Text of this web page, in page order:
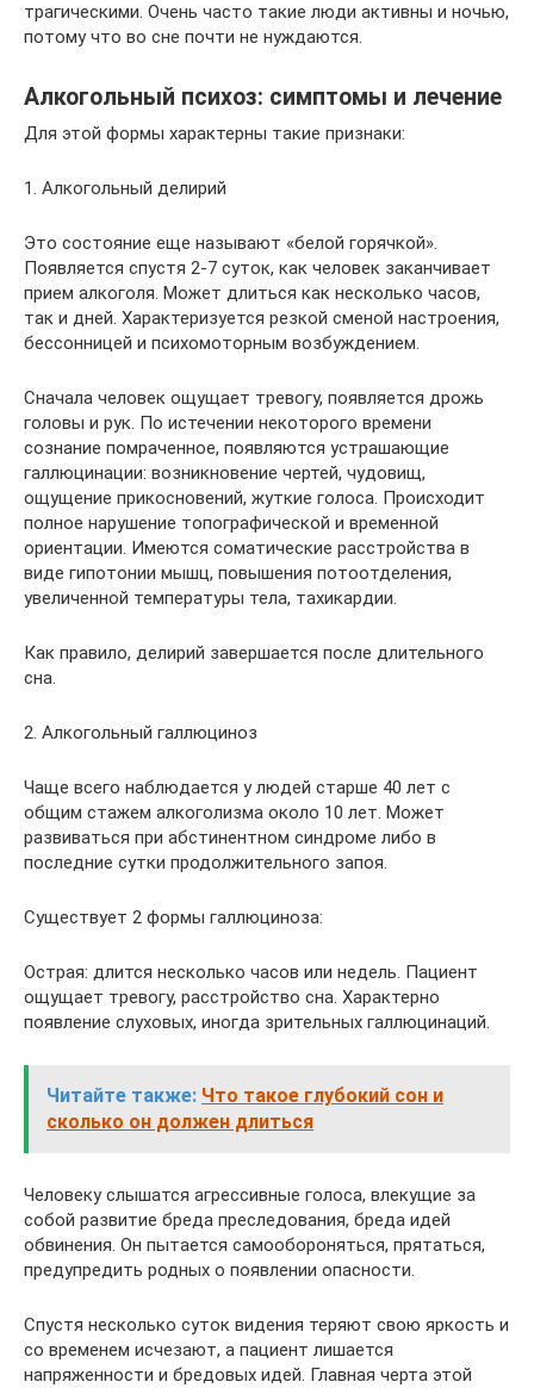
трагическими. Очень часто такие люди активны и ночью,
потому что во сне почти не нуждаются.
Алкогольный психоз: симптомы и лечение
Для этой формы характерны такие признаки:
1. Алкогольный делирий
Это состояние еще называют «белой горячкой».
Появляется спустя 2-7 суток, как человек заканчивает
прием алкоголя. Может длиться как несколько часов,
так и дней. Характеризуется резкой сменой настроения,
бессонницей и психомоторным возбуждением.
Сначала человек ощущает тревогу, появляется дрожь
головы и рук. По истечении некоторого времени
сознание помраченное, появляются устрашающие
галлюцинации: возникновение чертей, чудовищ,
ощущение прикосновений, жуткие голоса. Происходит
полное нарушение топографической и временной
ориентации. Имеются соматические расстройства в
виде гипотонии мышц, повышения потоотделения,
увеличенной температуры тела, тахикардии.
Как правило, делирий завершается после длительного
сна.
2. Алкогольный галлюциноз
Чаще всего наблюдается у людей старше 40 лет с
общим стажем алкоголизма около 10 лет. Может
развиваться при абстинентном синдроме либо в
последние сутки продолжительного запоя.
Существует 2 формы галлюциноза:
Острая: длится несколько часов или недель. Пациент
ощущает тревогу, расстройство сна. Характерно
появление слуховых, иногда зрительных галлюцинаций.
Читайте также: Что такое глубокий сон и
сколько он должен длиться
Человеку слышатся агрессивные голоса, влекущие за
собой развитие бреда преследования, бреда идей
обвинения. Он пытается самообороняться, прятаться,
предупредить родных о появлении опасности.
Спустя несколько суток видения теряют свою яркость и
со временем исчезают, а пациент лишается
напряженности и бредовых идей. Главная черта этой